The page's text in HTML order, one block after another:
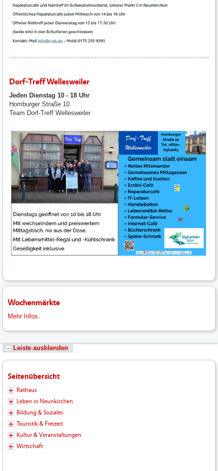
Dorf-Treff Wellesweiler
Jeden Dienstag 10 - 18 Uhr
Homburger Straße 10
Team Dorf-Treff Wellesweiler
Wochenmärkte
Mehr Infos.
Leiste ausblenden
Seitenübersicht
Rathaus
Leben in Neunkirchen
Bildung & Soziales
Touristik & Freizeit
Kultur & Veranstaltungen
Wirtschaft